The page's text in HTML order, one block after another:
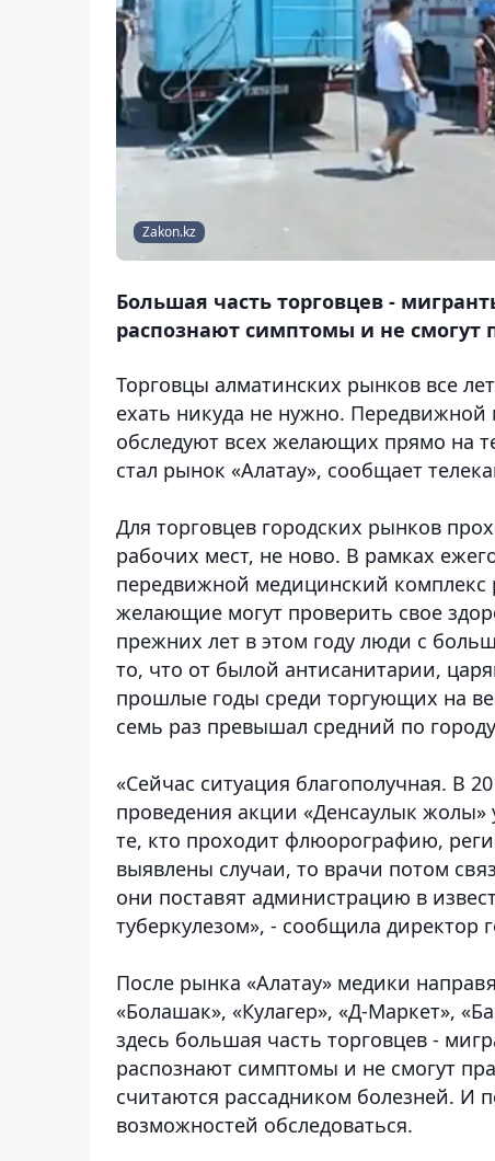
Zakon.kz
Большая часть торговцев -
распознают симптомы и не смогут
Торговцы алматинских рынков все
ехать никуда не нужно.
обследуют всех желающих прямо на
стал рынок «Алатау», сообщает
Для торговцев городских рынков
рабочих мест, не ново. В рамках
передвижной медицинский комплекс
желающие могут проверить свое
прежних лет в этом году люди с
то, что от былой антисанитарии,
прошлые годы среди торгующих на
семь раз превышал средний по
«Сейчас ситуация благополучная. В
проведения акции «Денсаулык
те, кто проходит флюорографию,
выявлены случаи, то врачи потом
они поставят администрацию в
туберкулезом», - сообщила директор
После рынка «Алатау» медики
«Болашак», «Кулагер», «Д-Маркет»,
здесь большая часть торговцев -
распознают симптомы и не смогут
считаются рассадником болезней. И
возможностей обследоваться.